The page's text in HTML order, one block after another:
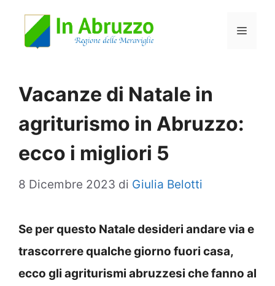
Menu
Vacanze di Natale in
agriturismo in Abruzzo:
ecco i migliori 5
8 Dicembre 2023 di Giulia Belotti
Se per questo Natale desideri andare via e
trascorrere qualche giorno fuori casa,
ecco gli agriturismi abruzzesi che fanno al